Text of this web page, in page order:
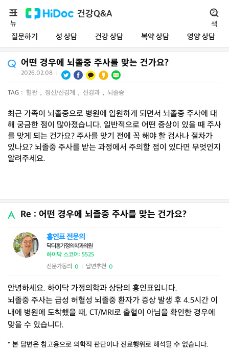
건강Q&A
질문하기 성 상담 건강 상담 복약 상담 영양 상담
메
뉴
검
색
어떤 경우에 뇌졸중 주사를 맞는 건가요?
2026.02.08
TAG : 혈관 , 정신/신경계 , 신경과 , 뇌졸중
최근 가족이 뇌졸중으로 병원에 입원하게 되면서 뇌졸중 주사에 대
해 궁금한 점이 많아졌습니다. 일반적으로 어떤 증상이 있을 때 주사
를 맞게 되는 건가요? 주사를 맞기 전에 꼭 해야 할 검사나 절차가
있나요? 뇌졸중 주사를 받는 과정에서 주의할 점이 있다면 무엇인지
알려주세요.
Re : 어떤 경우에 뇌졸중 주사를 맞는 건가요?
홍인표 전문의
닥터홍가정의학과의원
하이닥 스코어: 5525
전문가동의 0 답변추천 0
안녕하세요. 하이닥 가정의학과 상담의 홍인표입니다.
뇌졸중 주사는 급성 허혈성 뇌졸중 환자가 증상 발생 후 4.5시간 이
내에 병원에 도착했을 때, CT/MRI로 출혈이 아님을 확인한 경우에
맞을 수 있습니다.
* 본 답변은 참고용으로 의학적 판단이나 진료행위로 해석될 수 없습니다.